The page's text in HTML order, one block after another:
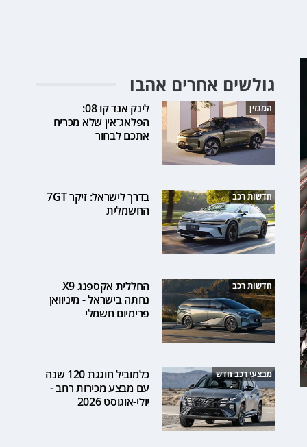
גולשים אחרים אהבו
המגזין
לינק אנד קו 08:
הפלאג־אין שלא מכריח
אתכם לבחור
חדשות רכב
בדרך לישראל: זיקר 7GT
החשמלית
חדשות רכב
החללית אקספנג X9
נחתה בישראל - מיניוואן
פרימיום חשמלי
מבצעי רכב חדש
כלמוביל חוגגת 120 שנה
עם מבצע מכירות רחב -
יולי-אוגוסט 2026